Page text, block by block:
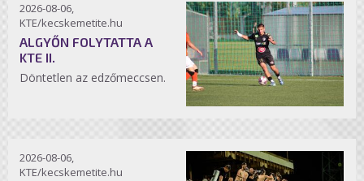
2026-08-06,
KTE/kecskemetite.hu
ALGYŐN FOLYTATTA A
KTE II.
Döntetlen az edzőmeccsen.
2026-08-06,
KTE/kecskemetite.hu